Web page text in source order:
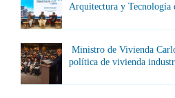
Arquitectura y Tecnología
Ministro de Vivienda
política de vivienda